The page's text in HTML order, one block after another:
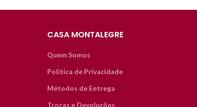
CASA MONTALEGRE
Quem Somos
Política de Privacidade
Métodos de Entrega
Trocas e Devoluções